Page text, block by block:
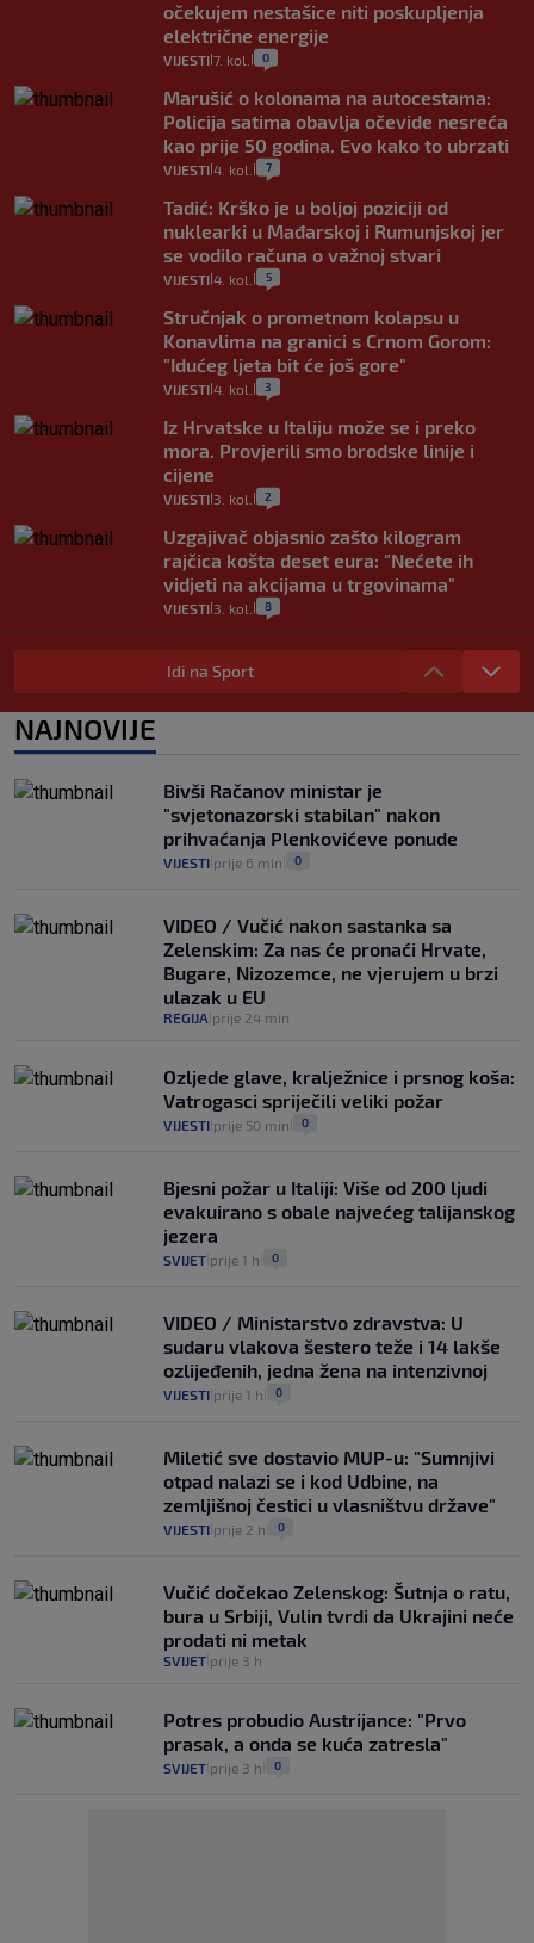
očekujem nestašice niti poskupljenja
električne energije
VIJESTI 7. kol. 0
Marušić o kolonama na autocestama:
Policija satima obavlja očevide nesreća
kao prije 50 godina. Evo kako to ubrzati
VIJESTI 4. kol. 7
Tadić: Krško je u boljoj poziciji od
nuklearki u Mađarskoj i Rumunjskoj jer
se vodilo računa o važnoj stvari
VIJESTI 4. kol. 5
Stručnjak o prometnom kolapsu u
Konavlima na granici s Crnom Gorom:
"Idućeg ljeta bit će još gore"
VIJESTI 4. kol. 3
Iz Hrvatske u Italiju može se i preko
mora. Provjerili smo brodske linije i
cijene
VIJESTI 3. kol. 2
Uzgajivač objasnio zašto kilogram
rajčica košta deset eura: "Nećete ih
vidjeti na akcijama u trgovinama"
VIJESTI 3. kol. 8
Selidba je jedno od stresnijih iskustava.
Evo aktualnih cijena i nekoliko savjeta
0
automobilom na Hvar iz Zagreba, a
koliko iz Osijeka
VIJESTI 2. kol. 14
Idi na Sport
NAJNOVIJE
Bivši Račanov ministar je
"svjetonazorski stabilan" nakon
prihvaćanja Plenkovićeve ponude
VIJESTI prije 6 min 0
VIDEO / Vučić nakon sastanka sa
Zelenskim: Za nas će pronaći Hrvate,
Bugare, Nizozemce, ne vjerujem u brzi
ulazak u EU
REGIJA prije 24 min
Ozljede glave, kralježnice i prsnog koša:
Vatrogasci spriječili veliki požar
VIJESTI prije 50 min 0
Bjesni požar u Italiji: Više od 200 ljudi
evakuirano s obale najvećeg talijanskog
jezera
SVIJET prije 1 h 0
VIDEO / Ministarstvo zdravstva: U
sudaru vlakova šestero teže i 14 lakše
ozlijeđenih, jedna žena na intenzivnoj
VIJESTI prije 1 h 0
Miletić sve dostavio MUP-u: "Sumnjivi
otpad nalazi se i kod Udbine, na
zemljišnoj čestici u vlasništvu države"
VIJESTI prije 2 h 0
Vučić dočekao Zelenskog: Šutnja o ratu,
bura u Srbiji, Vulin tvrdi da Ukrajini neće
prodati ni metak
SVIJET prije 3 h
Potres probudio Austrijance: "Prvo
prasak, a onda se kuća zatresla"
SVIJET prije 3 h 0